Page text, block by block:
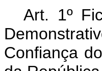
Art. 1º
Confiança